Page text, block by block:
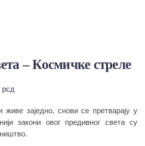
– Космичке стреле
рсд.
рсд
је:
1.463,00 рсд.
заједно, снови се претварају у
закони овог предивног света су